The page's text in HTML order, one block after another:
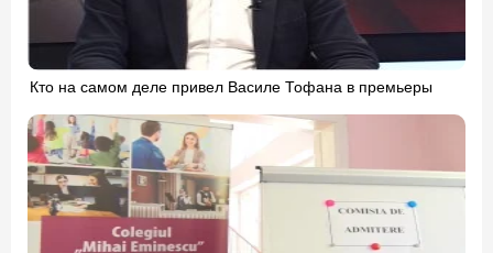
Кто на самом деле привел Василе Тофана в премьеры